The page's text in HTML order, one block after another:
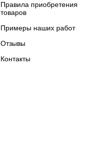
Правила приобретения
товаров
Примеры наших работ
Отзывы
Контакты